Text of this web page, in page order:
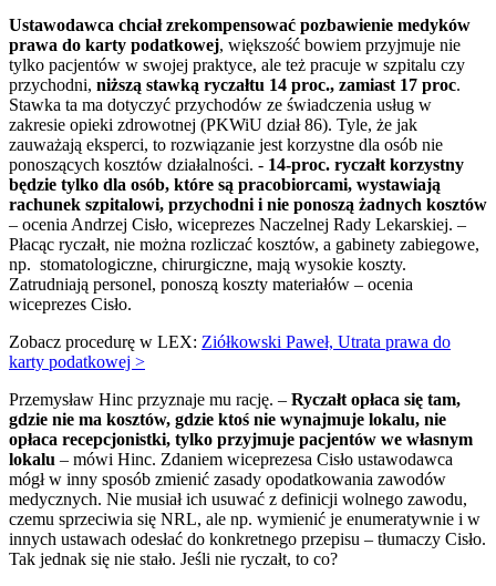
Ustawodawca chciał zrekompensować pozbawienie medyków
prawa do karty podatkowej, większość bowiem przyjmuje nie
tylko pacjentów w swojej praktyce, ale też pracuje w szpitalu czy
przychodni, niższą stawką ryczałtu 14 proc., zamiast 17 proc.
Stawka ta ma dotyczyć przychodów ze świadczenia usług w
zakresie opieki zdrowotnej (PKWiU dział 86). Tyle, że jak
zauważają eksperci, to rozwiązanie jest korzystne dla osób nie
ponoszących kosztów działalności. - 14-proc. ryczałt korzystny
będzie tylko dla osób, które są pracobiorcami, wystawiają
rachunek szpitalowi, przychodni i nie ponoszą żadnych kosztów
– ocenia Andrzej Cisło, wiceprezes Naczelnej Rady Lekarskiej. –
Płacąc ryczałt, nie można rozliczać kosztów, a gabinety zabiegowe,
np. stomatologiczne, chirurgiczne, mają wysokie koszty.
Zatrudniają personel, ponoszą koszty materiałów – ocenia
wiceprezes Cisło.
Zobacz procedurę w LEX: Ziółkowski Paweł, Utrata prawa do
karty podatkowej >
Przemysław Hinc przyznaje mu rację. – Ryczałt opłaca się tam,
gdzie nie ma kosztów, gdzie ktoś nie wynajmuje lokalu, nie
opłaca recepcjonistki, tylko przyjmuje pacjentów we własnym
lokalu – mówi Hinc. Zdaniem wiceprezesa Cisło ustawodawca
mógł w inny sposób zmienić zasady opodatkowania zawodów
medycznych. Nie musiał ich usuwać z definicji wolnego zawodu,
czemu sprzeciwia się NRL, ale np. wymienić je enumeratywnie i w
innych ustawach odesłać do konkretnego przepisu – tłumaczy Cisło.
Tak jednak się nie stało. Jeśli nie ryczałt, to co?